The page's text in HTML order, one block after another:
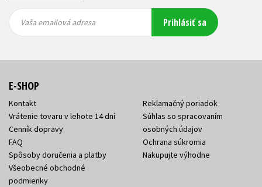
emailová
emailová
Vaša emailová adresa Prihlásiť sa
E-SHOP
Kontakt
Vrátenie tovaru v lehote 14 dní
Cenník dopravy
FAQ
Spôsoby doručenia a platby
Všeobecné obchodné
podmienky
Reklamačný poriadok
Súhlas so spracovaním
osobných údajov
Ochrana súkromia
Nakupujte výhodne